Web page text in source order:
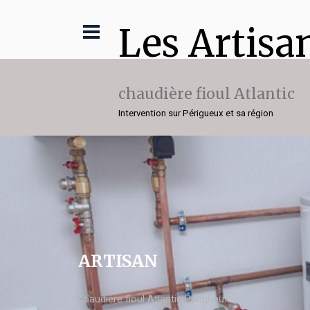
Les
chaudière fioul Atlantic
Intervention sur Périgueux et sa région
ARTISAN
chaudière fioul Atlantic Périgueux